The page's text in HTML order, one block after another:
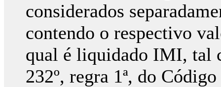
considerados
contendo o respectivo
qual é liquidado IMI, tal
232º, regra 1ª, do